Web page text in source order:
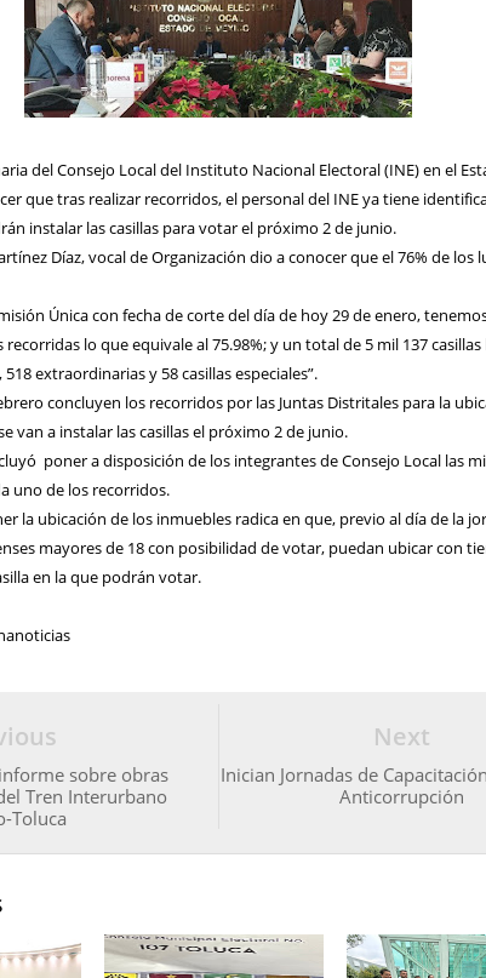
del Consejo Local del Instituto Nacional Electoral (INE) en el
que tras realizar recorridos, el personal del INE ya tiene
instalar las casillas para votar el próximo 2 de junio.
Díaz, vocal de Organización dio a conocer que el 76% de los
Única con fecha de corte del día de hoy 29 de enero,
recorridas lo que equivale al 75.98%; y un total de 5 mil 137 casillas
extraordinarias y 58 casillas especiales”.
concluyen los recorridos por las Juntas Distritales para la
van a instalar las casillas el próximo 2 de junio.
poner a disposición de los integrantes de Consejo Local las
uno de los recorridos.
la ubicación de los inmuebles radica en que, previo al día de la
mayores de 18 con posibilidad de votar, puedan ubicar con
en la que podrán votar.
Next
Inician Jornadas de
Anticorrupción
sobre obras
Tren Interurbano
Toluca